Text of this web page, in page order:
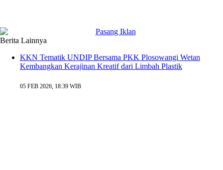
Berita Lainnya
KKN Tematik UNDIP Bersama PKK Plosowangi Wetan
Kembangkan Kerajinan Kreatif dari Limbah Plastik
05 FEB 2026, 18:39 WIB